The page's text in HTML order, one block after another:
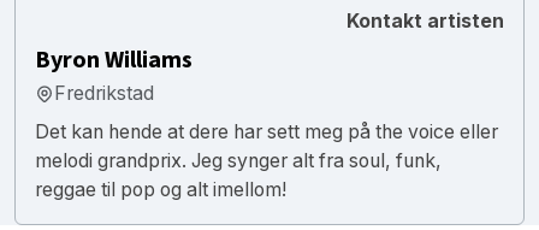
Kontakt artisten
Byron Williams
Fredrikstad
Det kan hende at dere har sett meg på the voice eller
melodi grandprix. Jeg synger alt fra soul, funk,
reggae til pop og alt imellom!